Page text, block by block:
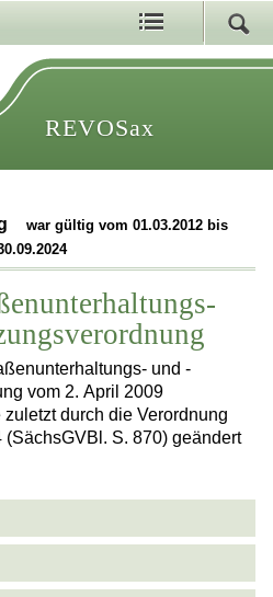
REVOSax
war gültig vom 01.03.2012 bis
und -
vom 2. April 2009
durch die Verordnung
(SächsGVBl. S. 870) geändert